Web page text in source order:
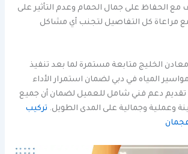
الحفاظ على جمال الحمام وعدم التأثير على
مع مراعاة كل التفاصيل لتجنب أي مشاكل
الخليج متابعة مستمرة لما بعد تنفيذ
المياه في دبي لضمان استمرار الأداء
تقديم دعم فني شامل للعميل لضمان أن جميع
وعملية وجمالية على المدى الطويل. تركيب